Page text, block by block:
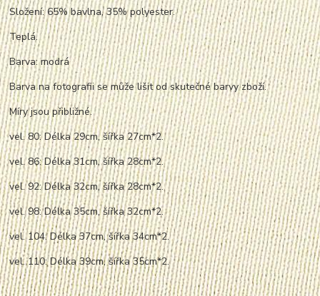
Složení: 65% bavlna, 35% polyester.
Teplá.
Barva: modrá
Barva na fotografii se může lišit od skutečné barvy zboží.
Míry jsou přibližné.
vel. 80: Délka 29cm, šířka 27cm*2.
vel. 86: Délka 31cm, šířka 28cm*2.
vel. 92: Délka 32cm, šířka 28cm*2.
vel. 98: Délka 35cm, šířka 32cm*2.
vel. 104: Délka 37cm, šířka 34cm*2.
vel. 110: Délka 39cm, šířka 35cm*2.